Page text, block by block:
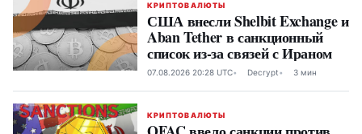
КРИПТОВАЛЮТЫ
США внесли Shelbit Exchange и
Aban Tether в санкционный
список из-за связей с Ираном
07.08.2026 20:28 UTC Decrypt 3 мин
КРИПТОВАЛЮТЫ